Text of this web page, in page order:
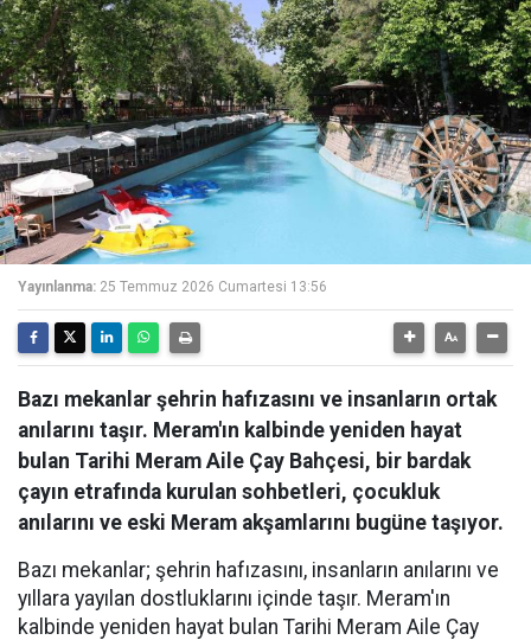
Yayınlanma: 25 Temmuz 2026 Cumartesi 13:56
Bazı mekanlar şehrin hafızasını ve insanların ortak
anılarını taşır. Meram'ın kalbinde yeniden hayat
bulan Tarihi Meram Aile Çay Bahçesi, bir bardak
çayın etrafında kurulan sohbetleri, çocukluk
anılarını ve eski Meram akşamlarını bugüne taşıyor.
Bazı mekanlar; şehrin hafızasını, insanların anılarını ve
yıllara yayılan dostluklarını içinde taşır. Meram'ın
kalbinde yeniden hayat bulan Tarihi Meram Aile Çay